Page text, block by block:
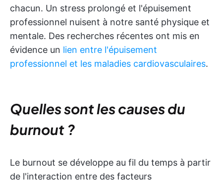
chacun. Un stress prolongé et l'épuisement
professionnel nuisent à notre santé physique et
mentale. Des recherches récentes ont mis en
évidence un lien entre l'épuisement
professionnel et les maladies cardiovasculaires.
Quelles sont les causes du
burnout ?
Le burnout se développe au fil du temps à partir
de l'interaction entre des facteurs